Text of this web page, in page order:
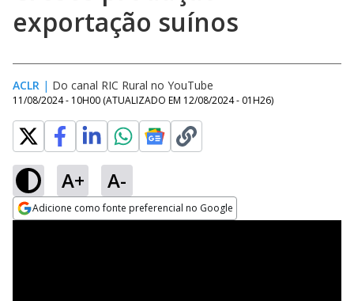
exportação suínos
ACLR | Do canal RIC Rural no YouTube
11/08/2024 - 10H00 (ATUALIZADO EM 12/08/2024 - 01H26)
A+ A-
Adicione como fonte preferencial no Google